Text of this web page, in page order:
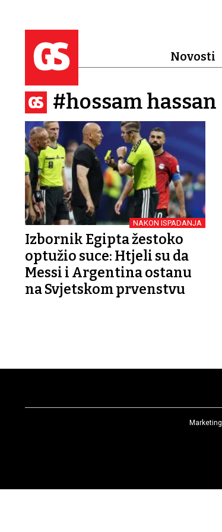
Novosti
#hossam hassan
NAKON ISPADANJA
Izbornik Egipta žestoko
optužio suce: Htjeli su da
Messi i Argentina ostanu
na Svjetskom prvenstvu
Marketing